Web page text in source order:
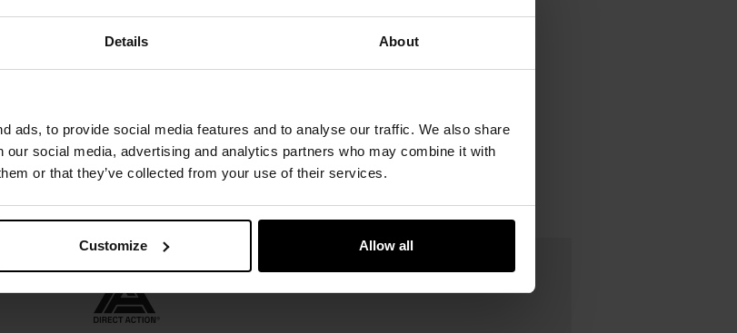
Details About
ads, to provide social media features and to analyse our traffic. We also share
our social media, advertising and analytics partners who may combine it with
or that they’ve collected from your use of their services.
Customize Allow all